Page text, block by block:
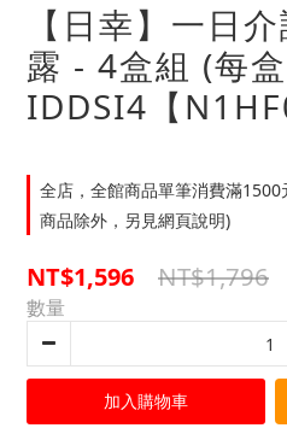
【日幸】一日
露 - 4盒組 (每
IDDSI4【
全店，全館商品單筆消費滿
商品除外，另見網頁說明)
NT$1,596 NT$1,796
數量
加入購物車